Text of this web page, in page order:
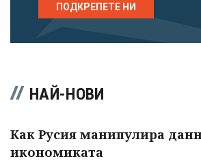
ПОДКРЕПЕТЕ НИ
НАЙ-НОВИ
Как Русия манипулира
икономиката